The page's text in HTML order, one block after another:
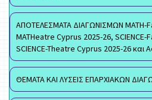
ΑΠΟΤΕΛΕΣΜΑΤΑ ΔΙΑΓΩΝΙΣΜΩΝ MATH-
MATHeatre Cyprus 2025-26,
SCIENCE-Theatre Cyprus 2025-26 και
ΘΕΜΑΤΑ ΚΑΙ ΛΥΣΕΙΣ ΕΠΑΡΧΙΑΚΩΝ